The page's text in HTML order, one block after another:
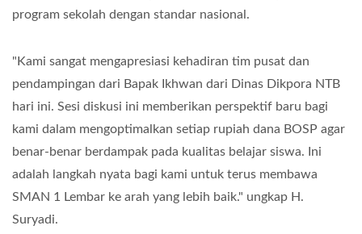
program sekolah dengan standar nasional.
"Kami sangat mengapresiasi kehadiran tim pusat dan
pendampingan dari Bapak Ikhwan dari Dinas Dikpora NTB
hari ini. Sesi diskusi ini memberikan perspektif baru bagi
kami dalam mengoptimalkan setiap rupiah dana BOSP agar
benar-benar berdampak pada kualitas belajar siswa. Ini
adalah langkah nyata bagi kami untuk terus membawa
SMAN 1 Lembar ke arah yang lebih baik." ungkap H.
Suryadi.